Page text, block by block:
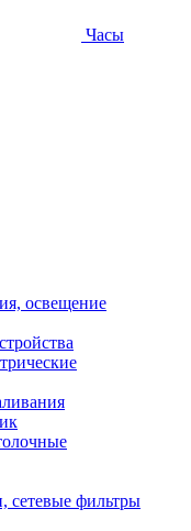
Часы
освещение
сетевые фильтры